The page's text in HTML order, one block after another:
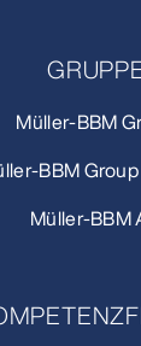
Müller-BBM
BBM
Müller-BBM